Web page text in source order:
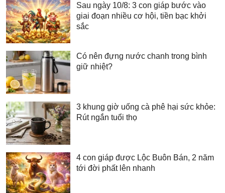
Sau ngày 10/8: 3 con giáp bước vào
giai đoạn nhiều cơ hội, tiền bạc khởi
sắc
Có nên đựng nước chanh trong bình
giữ nhiệt?
3 khung giờ uống cà phê hại sức khỏe:
Rút ngắn tuổi thọ
4 con giáp được Lộc Buôn Bán, 2 năm
tới đời phất lên nhanh